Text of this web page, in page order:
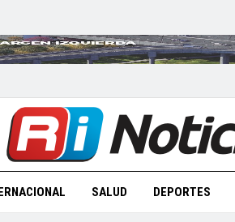
SALUD DEPORTES